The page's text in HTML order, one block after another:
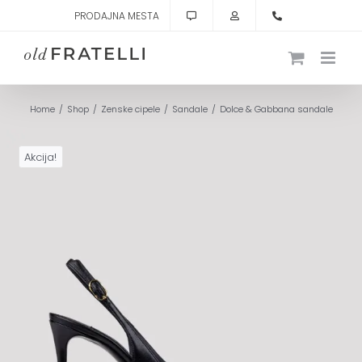
content
PRODAJNA MESTA
Home Shop Zenske cipele Sandale Dolce & Gabbana sandale
Akcija!